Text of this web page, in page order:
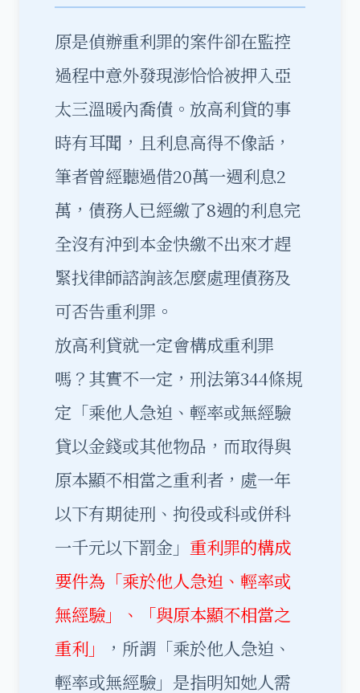
原是偵辦重利罪的案件卻在監控
過程中意外發現澎恰恰被押入亞
太三溫暖內喬債。放高利貸的事
時有耳聞，且利息高得不像話，
筆者曾經聽過借20萬一週利息2
萬，債務人已經繳了8週的利息完
全沒有沖到本金快繳不出來才趕
緊找律師諮詢該怎麼處理債務及
可否告重利罪。
放高利貸就一定會構成重利罪
嗎？其實不一定，刑法第344條規
定「乘他人急迫、輕率或無經驗
貸以金錢或其他物品，而取得與
原本顯不相當之重利者，處一年
以下有期徒刑、拘役或科或併科
一千元以下罰金」 重利罪的構成
要件為「乘於他人急迫、輕率或
無經驗」、「與原本顯不相當之
重利」
，所謂「乘於他人急迫、
輕率或無經驗」是指明知她人需